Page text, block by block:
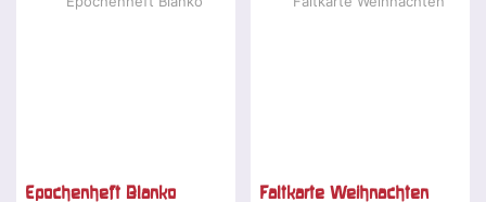
Epochenheft Blanko Faltkarte Weihnachten